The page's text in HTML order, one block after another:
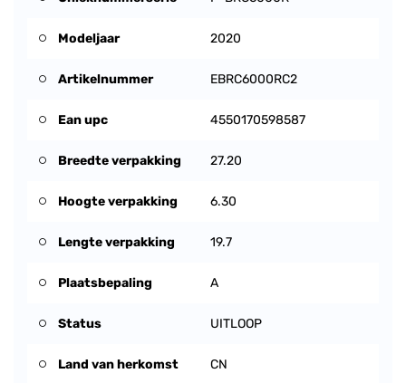
Modeljaar 2020
Artikelnummer EBRC6000RC2
Ean upc 4550170598587
Breedte verpakking 27.20
Hoogte verpakking 6.30
Lengte verpakking 19.7
Plaatsbepaling A
Status UITLOOP
Land van herkomst CN